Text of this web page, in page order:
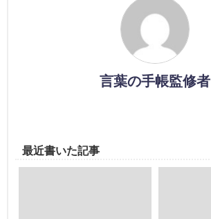
言葉の手帳監修者
最近書いた記事